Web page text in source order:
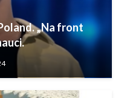
„Na front